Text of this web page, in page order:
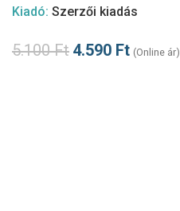
Kiadó: Szerzői kiadás
5.100Ft 4.590 Ft (Online ár)